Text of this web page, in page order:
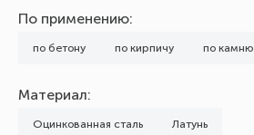
По применению:
по бетону по кирпичу по камню
Материал:
Оцинкованная сталь Латунь